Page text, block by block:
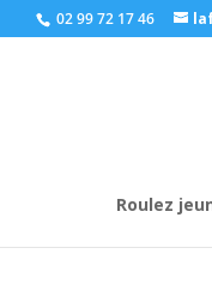
02 99 72 17 46
Roulez